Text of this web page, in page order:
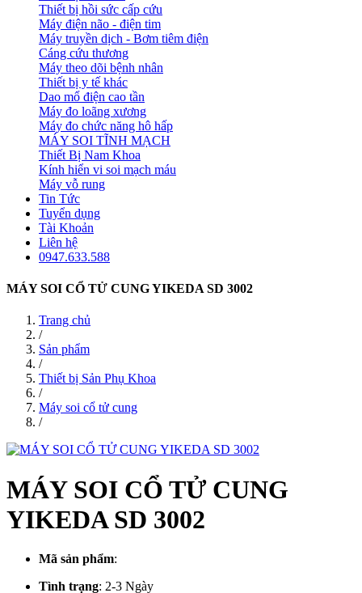
Thiết bị hồi sức cấp cứu
Máy điện não - điện tim
Máy truyền dịch - Bơm tiêm điện
Cáng cứu thương
Máy theo dõi bệnh nhân
Thiết bị y tế khác
Dao mổ điện cao tần
Máy đo loãng xương
Máy đo chức năng hô hấp
MÁY SOI TĨNH MẠCH
Thiết Bị Nam Khoa
Kính hiển vi soi mạch máu
Máy vỗ rung
Tin Tức
Tuyển dụng
Tài Khoản
Liên hệ
0947.633.588
MÁY SOI CỔ TỬ CUNG YIKEDA SD 3002
Trang chủ
/
Sản phẩm
/
Thiết bị Sản Phụ Khoa
/
Máy soi cổ tử cung
/
MÁY SOI CỔ TỬ CUNG
YIKEDA SD 3002
Mã sản phẩm:
Tình trạng: 2-3 Ngày